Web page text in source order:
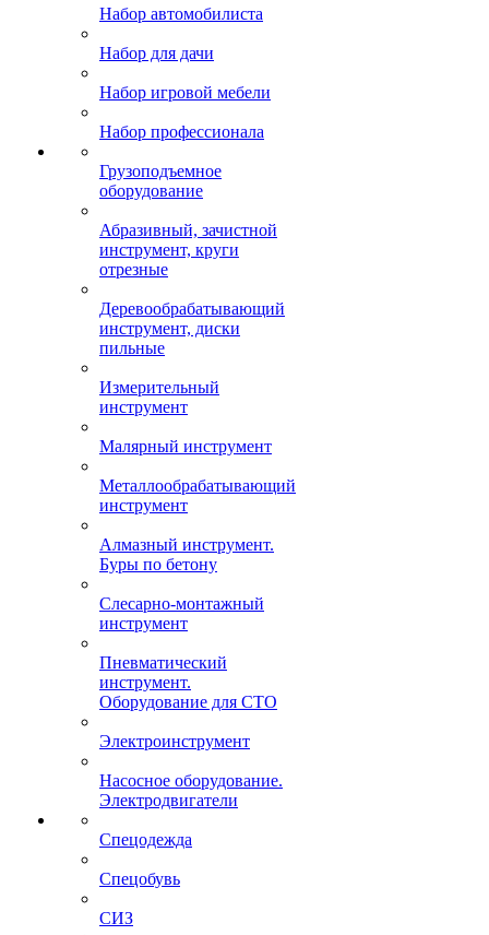
Набор автомобилиста
Набор для дачи
Набор игровой мебели
Набор профессионала
Грузоподъемное
оборудование
Абразивный, зачистной
инструмент, круги
отрезные
Деревообрабатывающий
инструмент, диски
пильные
Измерительный
инструмент
Малярный инструмент
Металлообрабатывающий
инструмент
Алмазный инструмент.
Буры по бетону
Слесарно-монтажный
инструмент
Пневматический
инструмент.
Оборудование для СТО
Электроинструмент
Насосное оборудование.
Электродвигатели
Спецодежда
Спецобувь
СИЗ